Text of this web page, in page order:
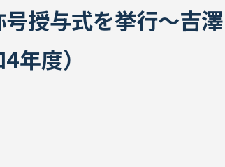
授与式を挙行～吉
年度）